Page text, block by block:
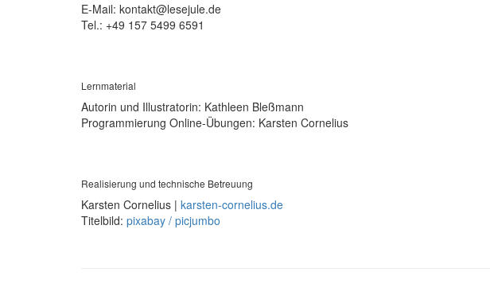
E-Mail: kontakt@lesejule.de
Tel.: +49 157 5499 6591
Lernmaterial
Autorin und Illustratorin: Kathleen Bleßmann
Programmierung Online-Übungen: Karsten Cornelius
Realisierung und technische Betreuung
Karsten Cornelius | karsten-cornelius.de
Titelbild: pixabay / picjumbo